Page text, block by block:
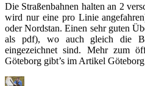
Die Straßenbahnen halten an 2
wird nur eine pro Linie
oder Nordstan. Einen sehr guten
als pdf), wo auch gleich die
eingezeichnet sind. Mehr zum
Göteborg gibt’s im Artikel